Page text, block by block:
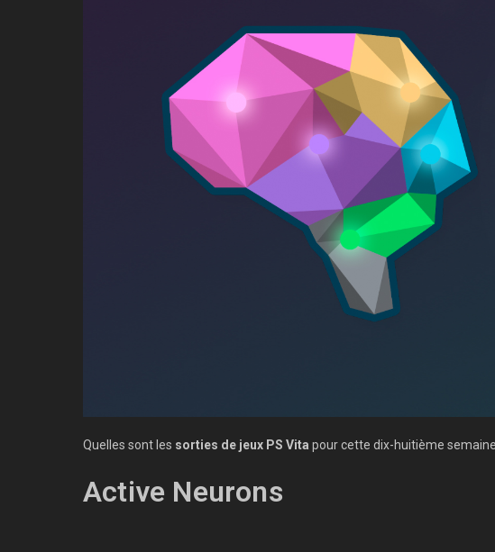
Quelles sont les sorties de jeux PS Vita pour cette dix-huitième semaine
Active Neurons